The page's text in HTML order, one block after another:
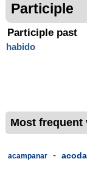
Participle
Participle past
habido
Most frequent
acampanar -